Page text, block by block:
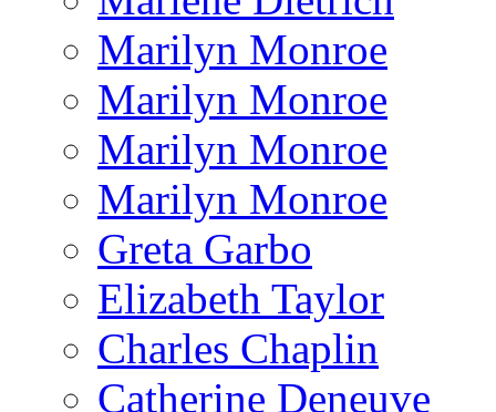
Marilyn Monroe
Marilyn Monroe
Marilyn Monroe
Marilyn Monroe
Greta Garbo
Elizabeth Taylor
Charles Chaplin
Catherine Deneuve